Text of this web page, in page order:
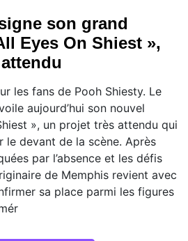
son grand
Eyes On Shiest »,
les fans de Pooh Shiesty. Le
aujourd’hui son nouvel
», un projet très attendu qui
le devant de la scène. Après
par l’absence et les défis
de Memphis revient avec
sa place parmi les figures